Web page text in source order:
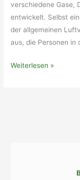
verschiedene Gase,
entwickelt. Selbst
der allgemeinen
aus, die Personen
Luftverschmutzung
Weiterlesen »